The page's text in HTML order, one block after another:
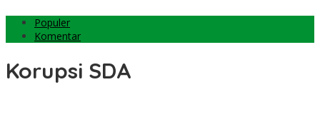
Populer
Komentar
Korupsi SDA